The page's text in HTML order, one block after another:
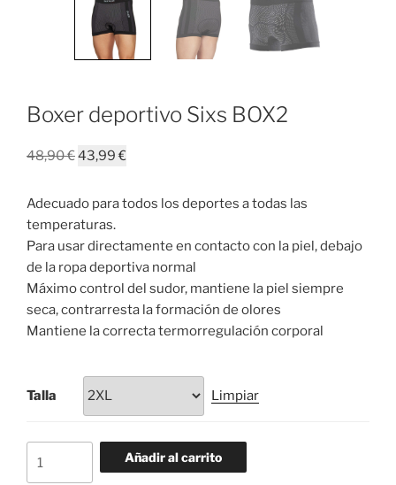
Boxer deportivo Sixs BOX2
48,90€El
original
era:
48,90 €.
43,99€
actual
43,99 €.
Adecuado para todos los deportes a todas las
temperaturas.
Para usar directamente en contacto con la piel, debajo
de la ropa deportiva normal
Máximo control del sudor, mantiene la piel siempre
seca, contrarresta la formación de olores
Mantiene la correcta termorregulación corporal
Talla Limpiar
Añadir al carrito